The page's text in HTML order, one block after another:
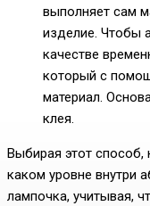
выполняет сам
изделие. Чтобы
качестве
который с
материал.
клея.
Выбирая этот способ,
каком уровне внутри
лампочка, учитывая,